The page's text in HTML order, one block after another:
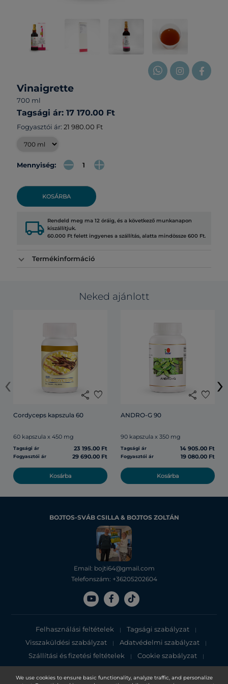
We use cookies to ensure basic functionality, analyze traffic, and personalize
Vinaigrette
700 ml
Tagsági ár: 17 170.00 Ft
Fogyasztói ár: 21 980.00 Ft
Mennyiség:
KOSÁRBA
local_shipping Rendeld meg ma 12 óráig, és a következő munkanapon
kiszállítjuk.
60.000 Ft felett ingyenes a szállítás, alatta mindössze 600 Ft.
Termékinformáció
Neked ajánlott
share favorite
Cordyceps kapszula 60
60 kapszula x 450 mg
Tagsági ár 23 195.00 Ft
Fogyasztói ár 29 690.00 Ft
Kosárba
share favorite
ANDRO-G 90
90 kapszula x 350 mg
Tagsági ár 14 905.00 Ft
Fogyasztói ár 19 080.00 Ft
Kosárba
‹ ›
BOJTOS-SVÁB CSILLA & BOJTOS ZOLTÁN
Email: bojti64@gmail.com
Telefonszám: +36205202604
Felhasználási feltételek | Tagsági szabályzat |
Visszaküldési szabályzat | Adatvédelmi szabályzat |
Szállítási és fizetési feltételek | Cookie szabályzat |
Adatvédelmi tájékoztató